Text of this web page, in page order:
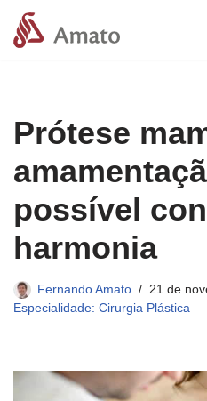
Pular
Prótese
possível
harmonia
Fernando Amato
21 de
Especialidade: Cirurgia Plástica